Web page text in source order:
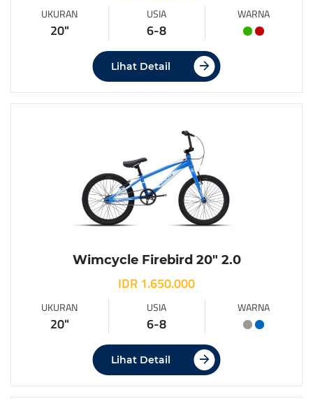
UKURAN
20"
USIA
6-8
WARNA
Lihat Detail
Wimcycle Firebird 20″ 2.0
IDR 1.650.000
UKURAN
20"
USIA
6-8
WARNA
Lihat Detail